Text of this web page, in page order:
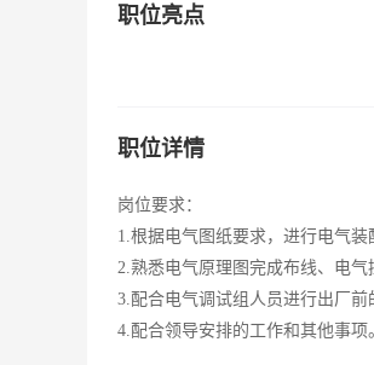
职位亮点
职位详情
岗位要求：
1.根据电气图纸要求，进行电气装
2.熟悉电气原理图完成布线、电气
3.配合电气调试组人员进行出厂前
4.配合领导安排的工作和其他事项